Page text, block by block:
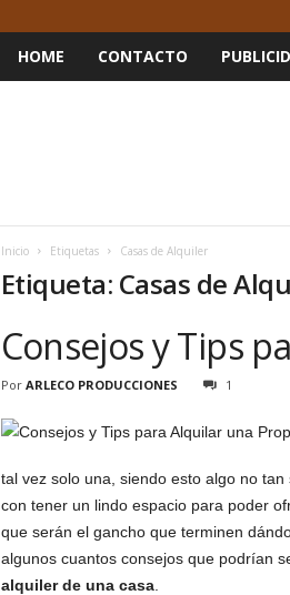
HOME CONTACTO
Inicio Etiquetas Casas de Alquiler
Etiqueta: Casas de
Consejos y Tips
Por ARLECO PRODUCCIONES 1
tal vez solo una, siendo esto algo no
con tener un lindo espacio para poder
que serán el gancho que terminen
algunos cuantos consejos que podrían
alquiler de una casa.